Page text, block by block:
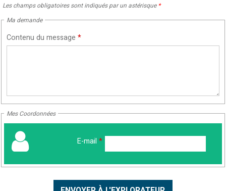
Les champs obligatoires sont indiqués par un astérisque *
Ma demande
Contenu du message *
Mes Coordonnées
E-mail *